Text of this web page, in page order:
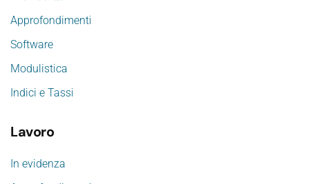
Approfondimenti
Software
Modulistica
Indici e Tassi
Lavoro
In evidenza